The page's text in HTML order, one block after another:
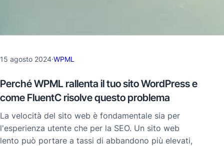
15 agosto 2024·WPML
Perché WPML rallenta il tuo sito WordPress e
come FluentC risolve questo problema
La velocità del sito web è fondamentale sia per
l'esperienza utente che per la SEO. Un sito web
lento può portare a tassi di abbandono più elevati,